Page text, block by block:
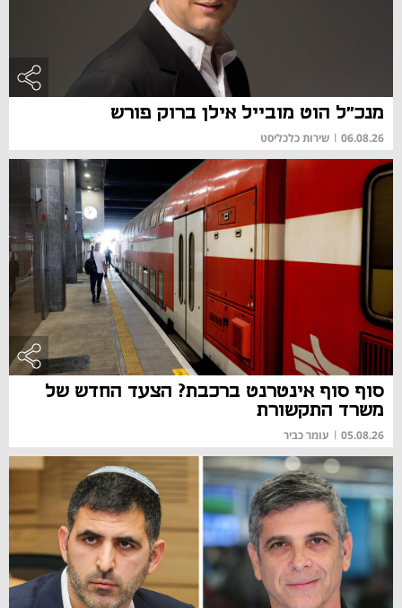
מנכ"ל הוט מובייל אילן ברוק פורש
06.08.26
| שירות כלכליסט
סוף סוף אינטרנט ברכבת? הצעד החדש של
משרד התקשורת
05.08.26
| עומר כביר